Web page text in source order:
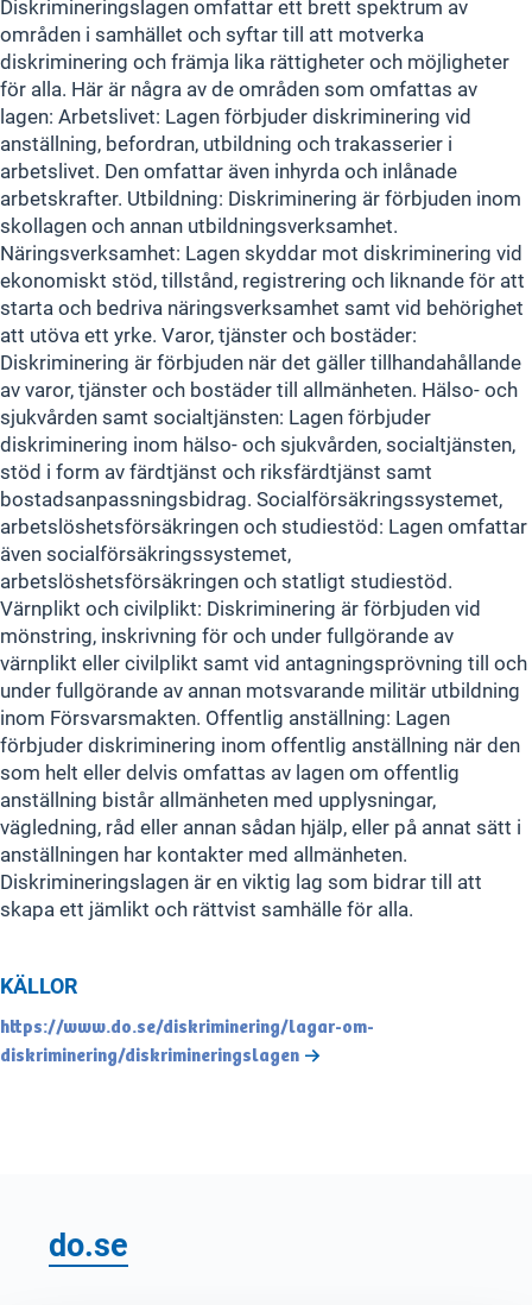
Diskrimineringslagen omfattar ett brett spektrum av
områden i samhället och syftar till att motverka
diskriminering och främja lika rättigheter och möjligheter
för alla. Här är några av de områden som omfattas av
lagen: Arbetslivet: Lagen förbjuder diskriminering vid
anställning, befordran, utbildning och trakasserier i
arbetslivet. Den omfattar även inhyrda och inlånade
arbetskrafter. Utbildning: Diskriminering är förbjuden inom
skollagen och annan utbildningsverksamhet.
Näringsverksamhet: Lagen skyddar mot diskriminering vid
ekonomiskt stöd, tillstånd, registrering och liknande för att
starta och bedriva näringsverksamhet samt vid behörighet
att utöva ett yrke. Varor, tjänster och bostäder:
Diskriminering är förbjuden när det gäller tillhandahållande
av varor, tjänster och bostäder till allmänheten. Hälso- och
sjukvården samt socialtjänsten: Lagen förbjuder
diskriminering inom hälso- och sjukvården, socialtjänsten,
stöd i form av färdtjänst och riksfärdtjänst samt
bostadsanpassningsbidrag. Socialförsäkringssystemet,
arbetslöshetsförsäkringen och studiestöd: Lagen omfattar
även socialförsäkringssystemet,
arbetslöshetsförsäkringen och statligt studiestöd.
Värnplikt och civilplikt: Diskriminering är förbjuden vid
mönstring, inskrivning för och under fullgörande av
värnplikt eller civilplikt samt vid antagningsprövning till och
under fullgörande av annan motsvarande militär utbildning
inom Försvarsmakten. Offentlig anställning: Lagen
förbjuder diskriminering inom offentlig anställning när den
som helt eller delvis omfattas av lagen om offentlig
anställning bistår allmänheten med upplysningar,
vägledning, råd eller annan sådan hjälp, eller på annat sätt i
anställningen har kontakter med allmänheten.
Diskrimineringslagen är en viktig lag som bidrar till att
skapa ett jämlikt och rättvist samhälle för alla.
KÄLLOR
https://www.do.se/diskriminering/lagar-om-
diskriminering/diskrimineringslagen
do.se